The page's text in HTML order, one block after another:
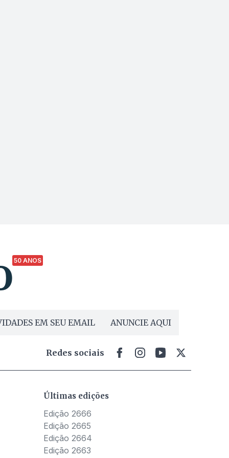
50 ANOS
EM SEU EMAIL ANUNCIE AQUI
Redes sociais
Últimas edições
Edição 2666
Edição 2665
Edição 2664
Edição 2663